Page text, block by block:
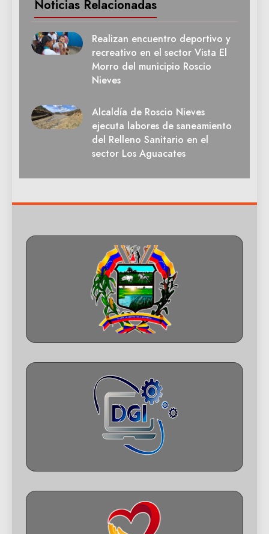
Noticias Relacionadas
Realizan encuentro deportivo y
recreativo en el sector Vista El
Morro del municipio Roscio
Nieves
Alcaldía de Roscio Nieves
ejecuta labores de saneamiento
del Relleno Sanitario en el
sector Los Aguacates